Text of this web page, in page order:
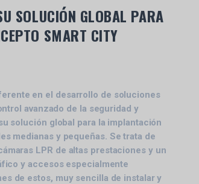
SOLUCIÓN GLOBAL PARA
SMART CITY
en el desarrollo de soluciones
avanzado de la seguridad y
solución global para la implantación
medianas y pequeñas. Se trata de
LPR de altas prestaciones y un
y accesos especialmente
de estos, muy sencilla de instalar y